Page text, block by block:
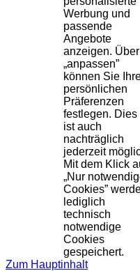
Werbung und
passende
Angebote
anzeigen. Über
„anpassen”
können Sie
persönlichen
Präferenzen
festlegen. Dies
ist auch
nachträglich
jederzeit
Mit dem Klick
„Nur
Cookies”
lediglich
technisch
notwendige
Cookies
gespeichert.
Zum Hauptinhalt